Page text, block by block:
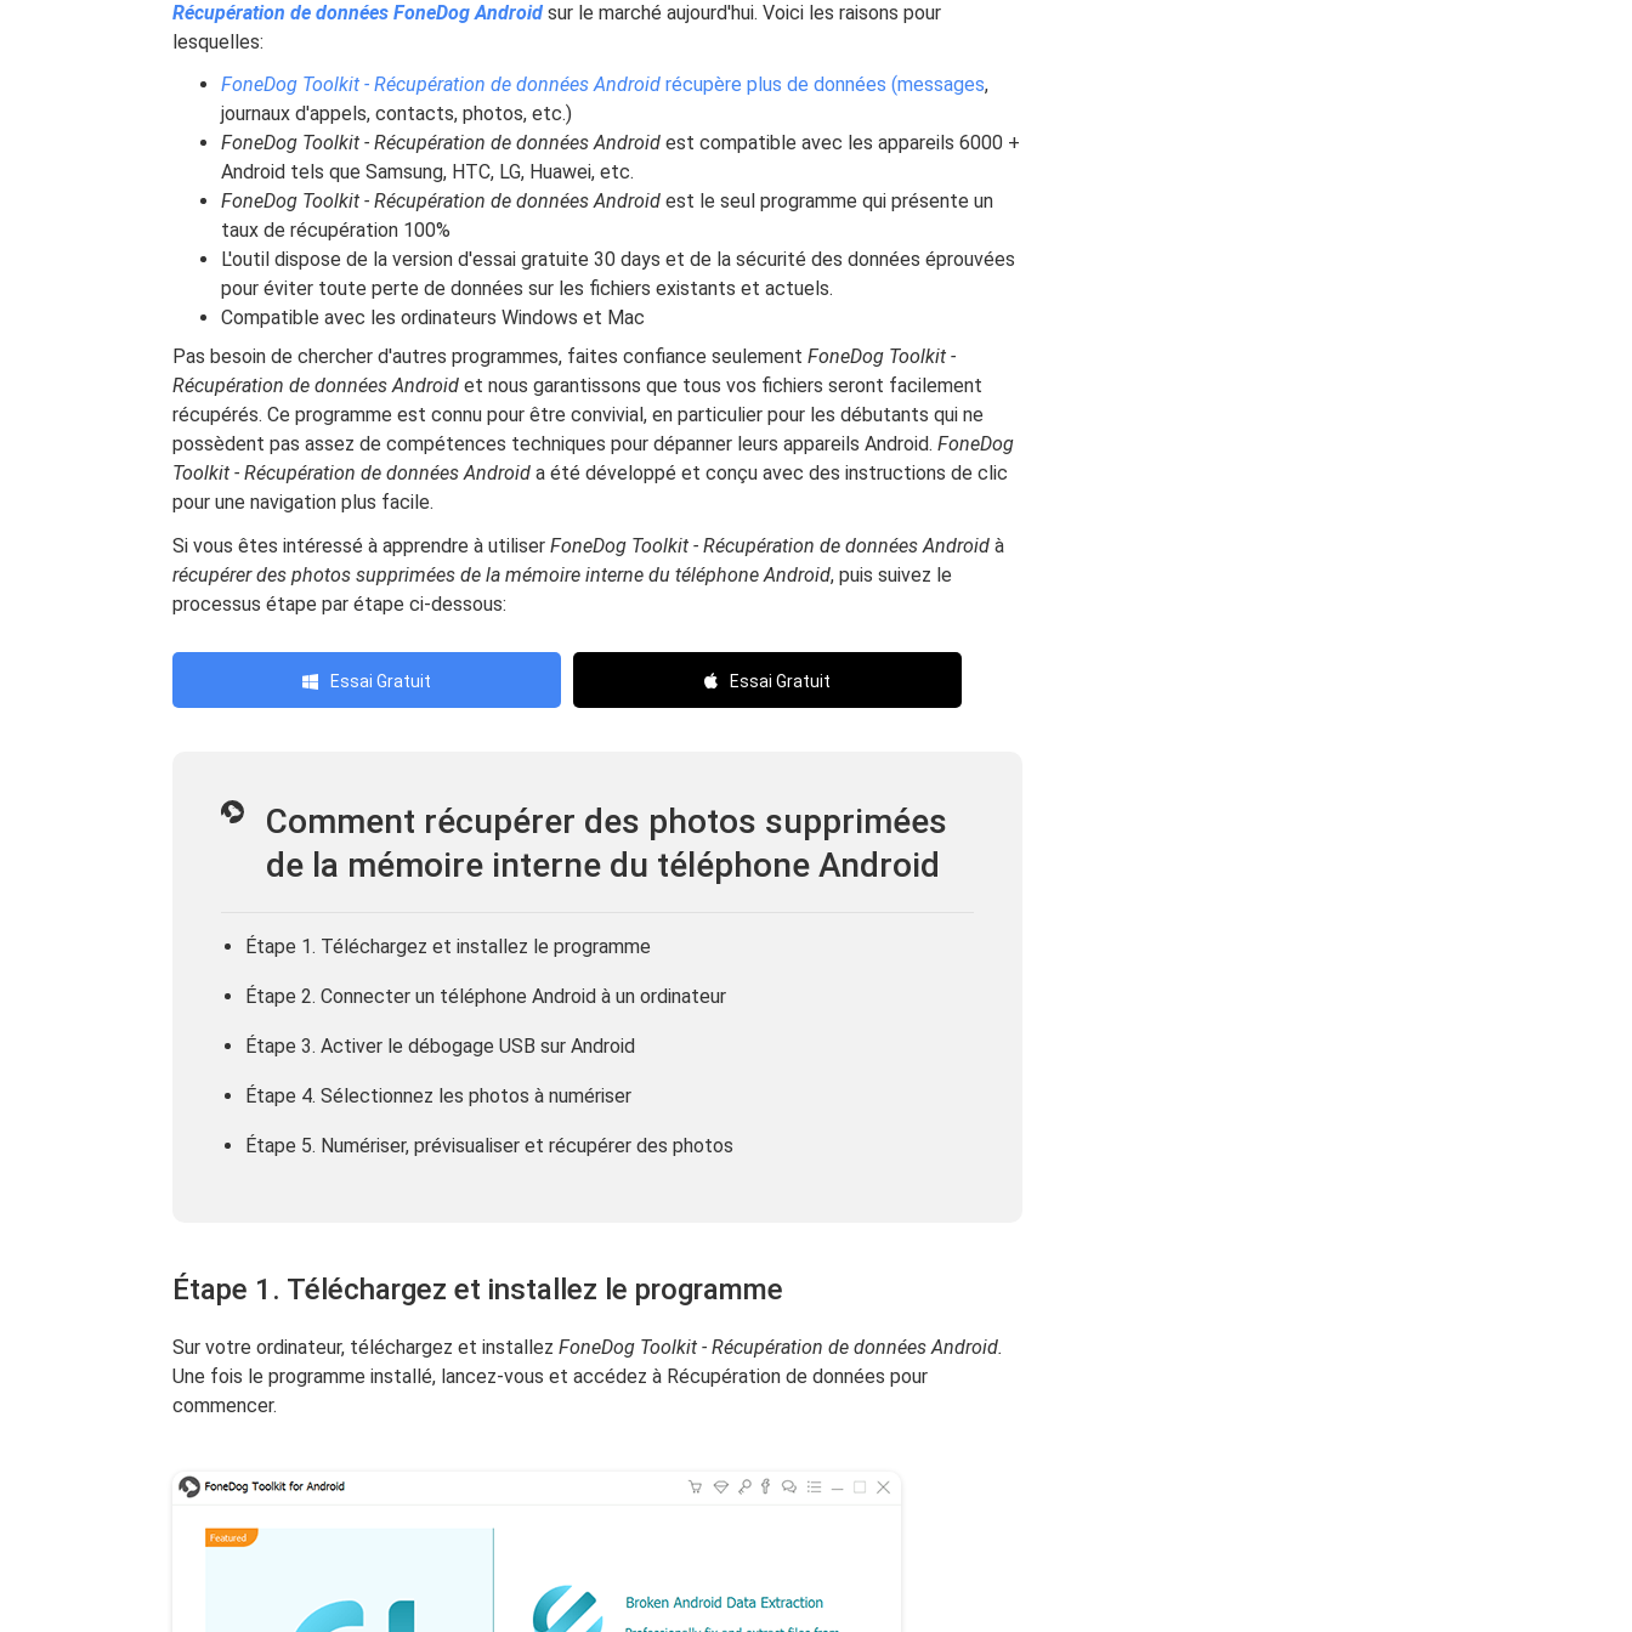
Récupération de données FoneDog Android sur le marché aujourd'hui. Voici les raisons pour
lesquelles:
FoneDog Toolkit - Récupération de données Android récupère plus de données (messages,
journaux d'appels, contacts, photos, etc.)
FoneDog Toolkit - Récupération de données Android est compatible avec les appareils 6000 +
Android tels que Samsung, HTC, LG, Huawei, etc.
FoneDog Toolkit - Récupération de données Android est le seul programme qui présente un
taux de récupération 100%
L'outil dispose de la version d'essai gratuite 30 days et de la sécurité des données éprouvées
pour éviter toute perte de données sur les fichiers existants et actuels.
Compatible avec les ordinateurs Windows et Mac
Pas besoin de chercher d'autres programmes, faites confiance seulement FoneDog Toolkit -
Récupération de données Android et nous garantissons que tous vos fichiers seront facilement
récupérés. Ce programme est connu pour être convivial, en particulier pour les débutants qui ne
possèdent pas assez de compétences techniques pour dépanner leurs appareils Android. FoneDog
Toolkit - Récupération de données Android a été développé et conçu avec des instructions de clic
pour une navigation plus facile.
Si vous êtes intéressé à apprendre à utiliser FoneDog Toolkit - Récupération de données Android à
récupérer des photos supprimées de la mémoire interne du téléphone Android, puis suivez le
processus étape par étape ci-dessous:
Essai Gratuit Essai Gratuit
Comment récupérer des photos supprimées
de la mémoire interne du téléphone Android
Étape 1. Téléchargez et installez le programme
Étape 2. Connecter un téléphone Android à un ordinateur
Étape 3. Activer le débogage USB sur Android
Étape 4. Sélectionnez les photos à numériser
Étape 5. Numériser, prévisualiser et récupérer des photos
Étape 1. Téléchargez et installez le programme
Sur votre ordinateur, téléchargez et installez FoneDog Toolkit - Récupération de données Android.
Une fois le programme installé, lancez-vous et accédez à Récupération de données pour
commencer.